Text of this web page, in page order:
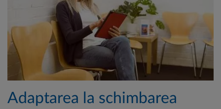
Adaptarea la schimbarea